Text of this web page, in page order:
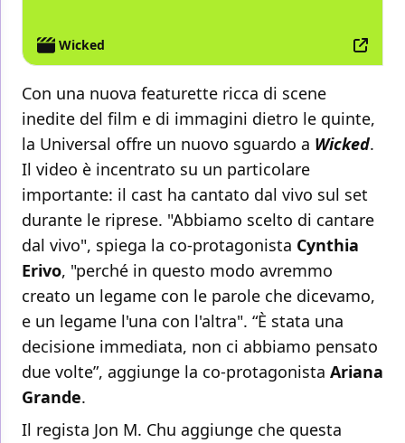
Wicked
Con una nuova featurette ricca di scene
inedite del film e di immagini dietro le quinte,
la Universal offre un nuovo sguardo a Wicked.
Il video è incentrato su un particolare
importante: il cast ha cantato dal vivo sul set
durante le riprese. "Abbiamo scelto di cantare
dal vivo", spiega la co-protagonista Cynthia
Erivo, "perché in questo modo avremmo
creato un legame con le parole che dicevamo,
e un legame l'una con l'altra". “È stata una
decisione immediata, non ci abbiamo pensato
due volte”, aggiunge la co-protagonista Ariana
Grande.
Il regista Jon M. Chu aggiunge che questa